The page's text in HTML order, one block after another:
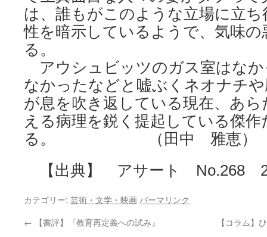
は、誰もがこのような立場に立ち
性を暗示しているようで、気味
る。
アウシュビッツのガス室はなか
なかったなどと嘘ぶくネオナチ
が息を吹き返している現在、あ
える病理を鋭く提起している傑作
る。 （田中 雅恵
【出典】 アサート No.268
カテゴリー: 芸術・文学・映画 パーマリンク
← 【書評】『教育再定義への試み』 【コラム】